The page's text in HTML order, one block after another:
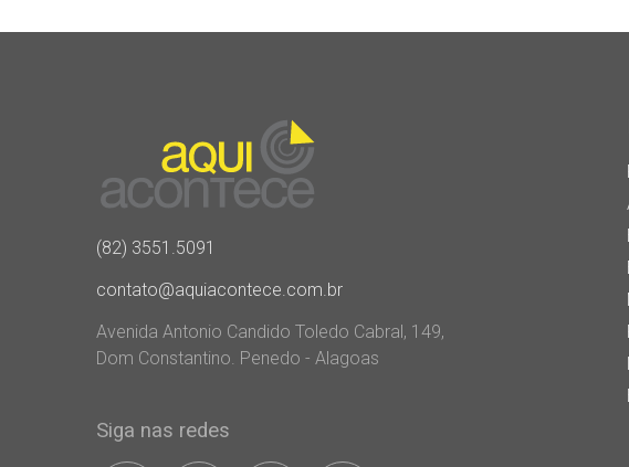
(82) 3551.5091
contato@aquiacontece.com.br
Avenida Antonio Candido Toledo Cabral, 149,
Dom Constantino. Penedo - Alagoas
Siga nas redes